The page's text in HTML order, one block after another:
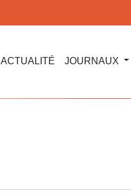
ACTUALITÉ JOURNAUX